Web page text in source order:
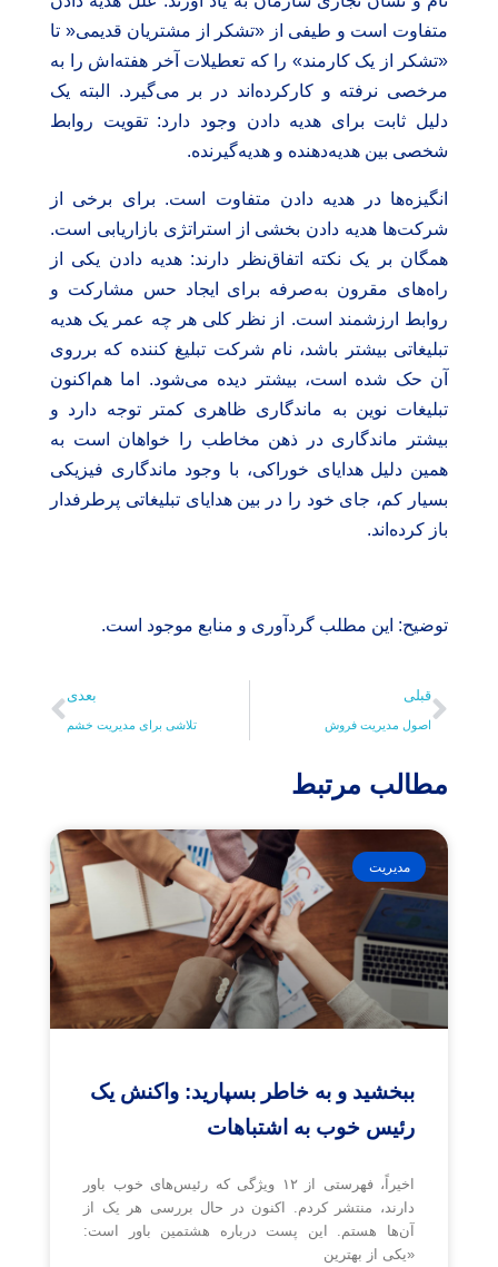
متفاوت است و طیفی از «تشکر از مشتریان قدیمی‌« تا
«تشکر از یک کارمند» را که تعطیلات آخر هفته‌اش را به
مرخصی نرفته و کارکرده‌اند در بر می‌گیرد. البته یک
دلیل ثابت برای هدیه دادن وجود دارد: تقویت روابط
شخصی بین هدیه‌دهنده و هدیه‌گیرنده.
انگیزه‌ها در هدیه دادن متفاوت است. برای برخی از
شرکت‌ها هدیه دادن بخشی از استراتژی بازاریابی است.
همگان بر یک نکته اتفاق‌نظر دارند: هدیه دادن یکی از
راه‌های مقرون به‌صرفه برای ایجاد حس مشارکت و
روابط ارزشمند است. از نظر کلی هر چه عمر یک هدیه
تبلیغاتی بیشتر باشد، نام شرکت تبلیغ کننده که برروی
آن حک شده است، بیشتر دیده می‌شود. اما هم‌اکنون
تبلیغات نوین به ماندگاری ظاهری کمتر توجه دارد و
بیشتر ماندگاری در ذهن مخاطب را خواهان است به
همین دلیل هدایای خوراکی، با وجود ماندگاری فیزیکی
بسیار کم، جای خود را در بین هدایای تبلیغاتی پرطرفدار
باز کرده‌اند.
توضیح: این مطلب گردآوری و منابع موجود است.
قبلی
اصول مدیریت فروش
بعدی
تلاشی برای مدیریت خشم
مطالب مرتبط
مدیریت
ببخشید و به خاطر بسپارید: واکنش یک
رئیس خوب به اشتباهات
اخیراً، فهرستی از ۱۲ ویژگی که رئیس‌های خوب باور
دارند، منتشر کردم. اکنون در حال بررسی هر یک از
آن‌ها هستم. این پست درباره هشتمین باور است:
«یکی از بهترین